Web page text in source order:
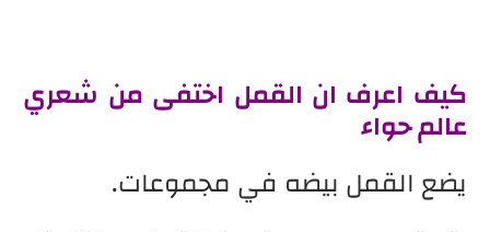
كيف اعرف ان القمل اختفى من شعري
عالم حواء
يضع القمل بيضه في مجموعات.